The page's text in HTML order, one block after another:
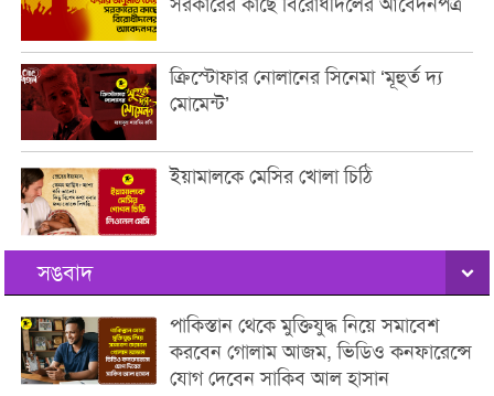
ক্রিস্টোফার নোলানের সিনেমা ‘মূহুর্ত দ্য
মোমেন্ট’
ইয়ামালকে মেসির খোলা চিঠি
সঙবাদ
পাকিস্তান থেকে মুক্তিযুদ্ধ নিয়ে সমাবেশ
করবেন গোলাম আজম, ভিডিও কনফারেন্সে
যোগ দেবেন সাকিব আল হাসান